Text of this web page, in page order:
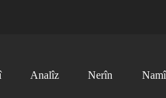
Analîz Nerîn